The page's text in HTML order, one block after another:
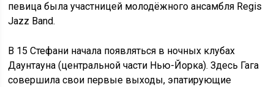
певица была участницей молодёжного ансамбля Regis
Jazz Band.
В 15 Стефани начала появляться в ночных клубах
Даунтауна (центральной части Нью-Йорка). Здесь Гага
совершила свои первые выходы, эпатирующие